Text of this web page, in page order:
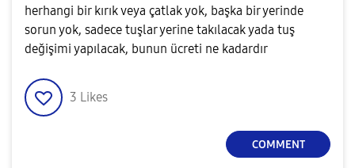
herhangi bir kırık veya çatlak yok, başka bir yerinde
sorun yok, sadece tuşlar yerine takılacak yada tuş
değişimi yapılacak, bunun ücreti ne kadardır
3 Likes
COMMENT